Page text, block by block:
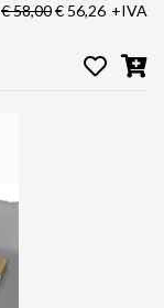
€ 58,00€ 56,26 +IVA